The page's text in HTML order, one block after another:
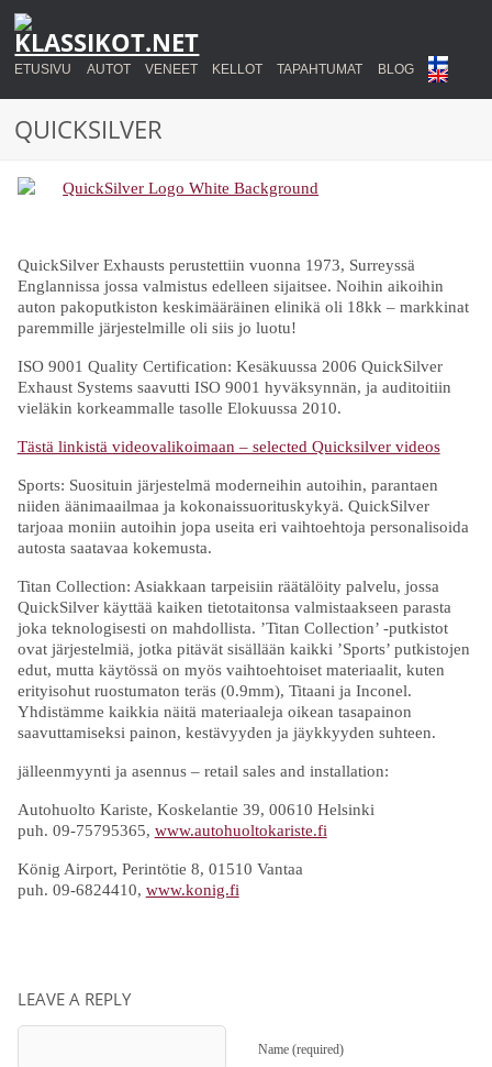
ETUSIVU AUTOT VENEET KELLOT TAPAHTUMAT BLOG
QUICKSILVER
QuickSilver Exhausts perustettiin vuonna 1973, Surreyssä
Englannissa jossa valmistus edelleen sijaitsee. Noihin aikoihin
auton pakoputkiston keskimääräinen elinikä oli 18kk – markkinat
paremmille järjestelmille oli siis jo luotu!
ISO 9001 Quality Certification: Kesäkuussa 2006 QuickSilver
Exhaust Systems saavutti ISO 9001 hyväksynnän, ja auditoitiin
vieläkin korkeammalle tasolle Elokuussa 2010.
Tästä linkistä videovalikoimaan – selected Quicksilver videos
Sports: Suosituin järjestelmä moderneihin autoihin, parantaen
niiden äänimaailmaa ja kokonaissuorituskykyä. QuickSilver
tarjoaa moniin autoihin jopa useita eri vaihtoehtoja personalisoida
autosta saatavaa kokemusta.
Titan Collection: Asiakkaan tarpeisiin räätälöity palvelu, jossa
QuickSilver käyttää kaiken tietotaitonsa valmistaakseen parasta
joka teknologisesti on mahdollista. ’Titan Collection’ -putkistot
ovat järjestelmiä, jotka pitävät sisällään kaikki ’Sports’ putkistojen
edut, mutta käytössä on myös vaihtoehtoiset materiaalit, kuten
erityisohut ruostumaton teräs (0.9mm), Titaani ja Inconel.
Yhdistämme kaikkia näitä materiaaleja oikean tasapainon
saavuttamiseksi painon, kestävyyden ja jäykkyyden suhteen.
jälleenmyynti ja asennus – retail sales and installation:
Autohuolto Kariste, Koskelantie 39, 00610 Helsinki
puh. 09-75795365, www.autohuoltokariste.fi
König Airport, Perintötie 8, 01510 Vantaa
puh. 09-6824410, www.konig.fi
LEAVE A REPLY
Name (required)